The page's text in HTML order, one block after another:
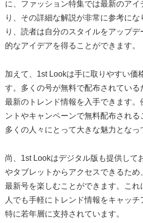
に、ファッション特集では最新のアイ
り、その詳細な解説が非常に参考にな
り、読者は自分のスタイルをアップ
的なアイデアを得ることができます。
加えて、1st Lookは手に取りやすい価
す。多くの号が無料で配布されている
最新のトレンド情報を入手できます。
ントやキャンペーンで無料配布され
多くの人々にとって大きな魅力となっ
尚、1st Lookはデジタル版も提供して
やタブレットからアクセスできるため
最新号を楽しむことができます。これ
人でも手軽にトレンド情報をキャッチ
特に若年層に支持されています。